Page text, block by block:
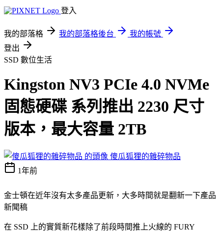
登入
我的部落格 我的部落格後台
我的帳號
登出
SSD 數位生活
Kingston NV3 PCIe 4.0 NVMe
固態硬碟 系列推出 2230 尺寸
版本，最大容量 2TB
傻瓜狐狸的雜碎物品
1年前
金士頓在近年沒有太多產品更新，大多時間就是翻新一下產品
新聞稿
在 SSD 上的實質新花樣除了前段時間推上火線的 FURY